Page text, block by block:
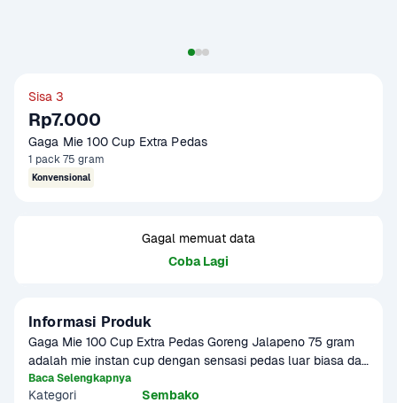
Sisa 3
Rp7.000
Gaga Mie 100 Cup Extra Pedas
1 pack 75 gram
Konvensional
Gagal memuat data
Coba Lagi
Informasi Produk
Gaga Mie 100 Cup Extra Pedas Goreng Jalapeno 75 gram
adalah mie instan cup dengan sensasi pedas luar biasa dari
jalapeno. Didesain untuk pencinta pedas ekstrem, mie ini
hadir dalam varian goreng yang gurih dan menggigit. Praktis
Baca Selengkapnya
Kategori Sembako